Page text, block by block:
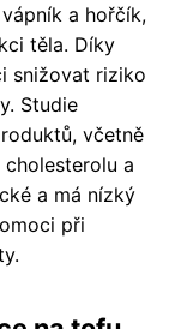
a hořčík,
těla. Díky
snižovat riziko
Studie
včetně
a
a má nízký
při